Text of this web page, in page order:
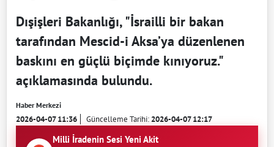
Dışişleri Bakanlığı, "İsrailli bir bakan
tarafından Mescid-i Aksa’ya düzenlenen
baskını en güçlü biçimde kınıyoruz."
açıklamasında bulundu.
Haber Merkezi
2026-04-07 11:36 Güncelleme Tarihi:2026-04-07 12:17
Milli İradenin Sesi Yeni Akit